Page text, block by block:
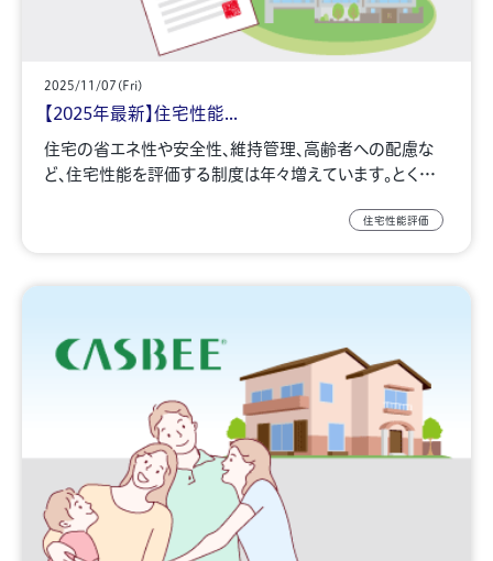
2025/11/07(Fri)
【2025年最新】住宅性能...
住宅の省エネ性や安全性、維持管理、高齢者への配慮な
ど、住宅性能を評価する制度は年々増えています。とく…
住宅性能評価